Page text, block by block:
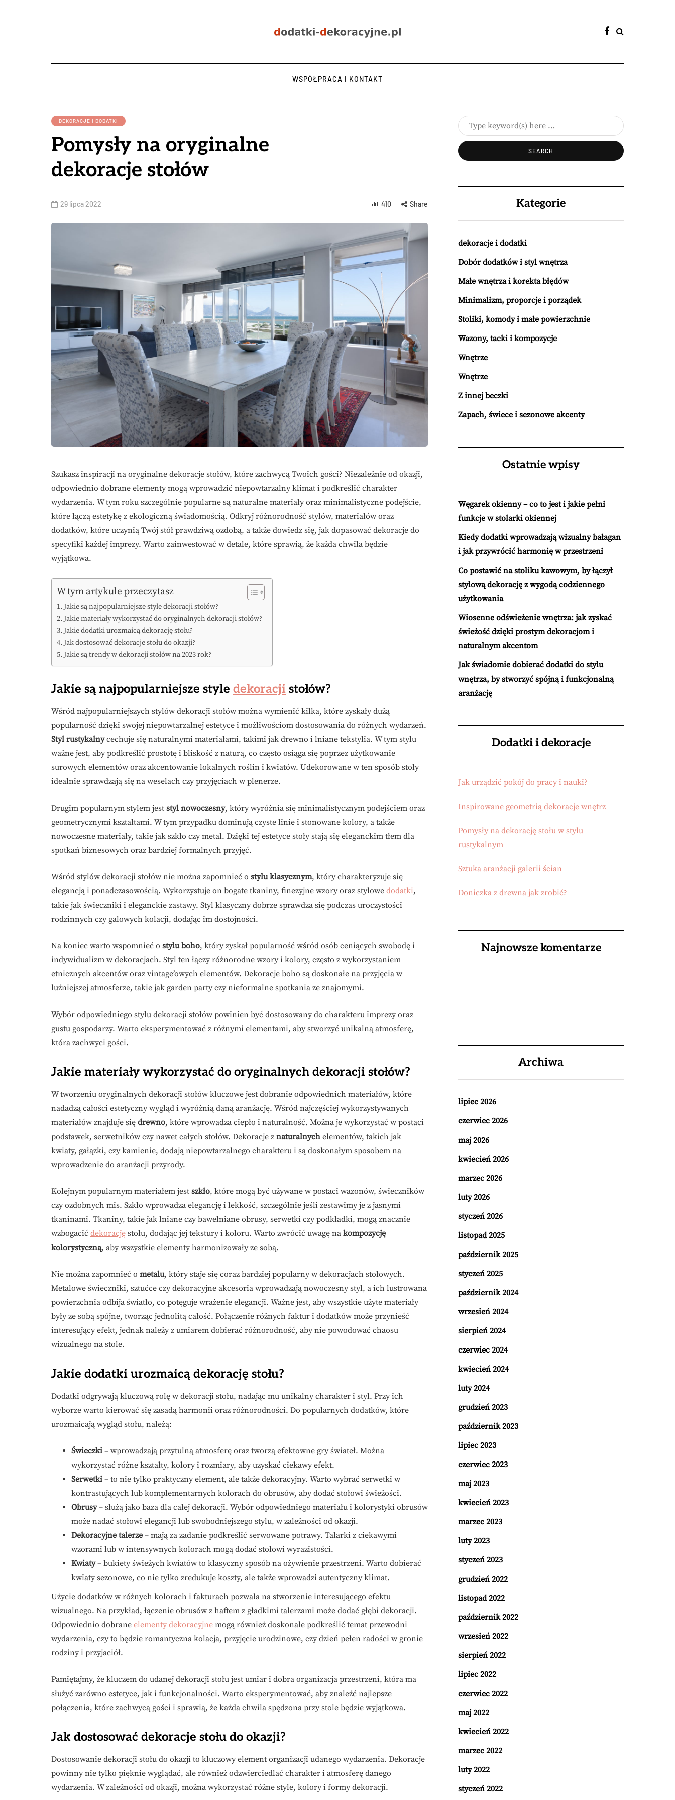
WSPÓŁPRACA I KONTAKT
DEKORACJE I DODATKI
Pomysły na oryginalne
dekoracje stołów
29 lipca 2022 410 Share
Szukasz inspiracji na oryginalne dekoracje stołów, które zachwycą Twoich gości? Niezależnie od okazji,
odpowiednio dobrane elementy mogą wprowadzić niepowtarzalny klimat i podkreślić charakter
wydarzenia. W tym roku szczególnie popularne są naturalne materiały oraz minimalistyczne podejście,
które łączą estetykę z ekologiczną świadomością. Odkryj różnorodność stylów, materiałów oraz
dodatków, które uczynią Twój stół prawdziwą ozdobą, a także dowiedz się, jak dopasować dekoracje do
specyfiki każdej imprezy. Warto zainwestować w detale, które sprawią, że każda chwila będzie
wyjątkowa.
W tym artykule przeczytasz
Jakie są najpopularniejsze style dekoracji stołów?
Jakie materiały wykorzystać do oryginalnych dekoracji stołów?
Jakie dodatki urozmaicą dekorację stołu?
Jak dostosować dekoracje stołu do okazji?
Jakie są trendy w dekoracji stołów na 2023 rok?
Jakie są najpopularniejsze style dekoracji stołów?
Wśród najpopularniejszych stylów dekoracji stołów można wymienić kilka, które zyskały dużą
popularność dzięki swojej niepowtarzalnej estetyce i możliwościom dostosowania do różnych wydarzeń.
Styl rustykalnycechuje się naturalnymi materiałami, takimi jak drewno i lniane tekstylia. W tym stylu
ważne jest, aby podkreślić prostotę i bliskość z naturą, co często osiąga się poprzez użytkowanie
surowych elementów oraz akcentowanie lokalnych roślin i kwiatów. Udekorowane w ten sposób stoły
idealnie sprawdzają się na weselach czy przyjęciach w plenerze.
Drugim popularnym stylem jest styl nowoczesny, który wyróżnia się minimalistycznym podejściem oraz
geometrycznymi kształtami. W tym przypadku dominują czyste linie i stonowane kolory, a także
nowoczesne materiały, takie jak szkło czy metal. Dzięki tej estetyce stoły stają się eleganckim tłem dla
spotkań biznesowych oraz bardziej formalnych przyjęć.
Wśród stylów dekoracji stołów nie można zapomnieć o stylu klasycznym, który charakteryzuje się
elegancją i ponadczasowością. Wykorzystuje on bogate tkaniny, finezyjne wzory oraz stylowe dodatki,
takie jak świeczniki i eleganckie zastawy. Styl klasyczny dobrze sprawdza się podczas uroczystości
rodzinnych czy galowych kolacji, dodając im dostojności.
Na koniec warto wspomnieć o stylu boho, który zyskał popularność wśród osób ceniących swobodę i
indywidualizm w dekoracjach. Styl ten łączy różnorodne wzory i kolory, często z wykorzystaniem
etnicznych akcentów oraz vintage’owych elementów. Dekoracje boho są doskonałe na przyjęcia w
luźniejszej atmosferze, takie jak garden party czy nieformalne spotkania ze znajomymi.
Wybór odpowiedniego stylu dekoracji stołów powinien być dostosowany do charakteru imprezy oraz
gustu gospodarzy. Warto eksperymentować z różnymi elementami, aby stworzyć unikalną atmosferę,
która zachwyci gości.
Jakie materiały wykorzystać do oryginalnych dekoracji stołów?
W tworzeniu oryginalnych dekoracji stołów kluczowe jest dobranie odpowiednich materiałów, które
nadadzą całości estetyczny wygląd i wyróżnią daną aranżację. Wśród najczęściej wykorzystywanych
materiałów znajduje się drewno, które wprowadza ciepło i naturalność. Można je wykorzystać w postaci
podstawek, serwetników czy nawet całych stołów. Dekoracje z naturalnych elementów, takich jak
kwiaty, gałązki, czy kamienie, dodają niepowtarzalnego charakteru i są doskonałym sposobem na
wprowadzenie do aranżacji przyrody.
Kolejnym popularnym materiałem jest szkło, które mogą być używane w postaci wazonów, świeczników
czy ozdobnych mis. Szkło wprowadza elegancję i lekkość, szczególnie jeśli zestawimy je z jasnymi
tkaninami. Tkaniny, takie jak lniane czy bawełniane obrusy, serwetki czy podkładki, mogą znacznie
wzbogacić dekorację stołu, dodając jej tekstury i koloru. Warto zwrócić uwagę na kompozycję
kolorystyczną, aby wszystkie elementy harmonizowały ze sobą.
Nie można zapomnieć o metalu, który staje się coraz bardziej popularny w dekoracjach stołowych.
Metalowe świeczniki, sztućce czy dekoracyjne akcesoria wprowadzają nowoczesny styl, a ich lustrowana
powierzchnia odbija światło, co potęguje wrażenie elegancji. Ważne jest, aby wszystkie użyte materiały
były ze sobą spójne, tworząc jednolitą całość. Połączenie różnych faktur i dodatków może przynieść
interesujący efekt, jednak należy z umiarem dobierać różnorodność, aby nie powodować chaosu
wizualnego na stole.
Jakie dodatki urozmaicą dekorację stołu?
Dodatki odgrywają kluczową rolę w dekoracji stołu, nadając mu unikalny charakter i styl. Przy ich
wyborze warto kierować się zasadą harmonii oraz różnorodności. Do popularnych dodatków, które
urozmaicają wygląd stołu, należą:
Świeczki – wprowadzają przytulną atmosferę oraz tworzą efektowne gry świateł. Można
wykorzystać różne kształty, kolory i rozmiary, aby uzyskać ciekawy efekt.
Serwetki – to nie tylko praktyczny element, ale także dekoracyjny. Warto wybrać serwetki w
kontrastujących lub komplementarnych kolorach do obrusów, aby dodać stołowi świeżości.
Obrusy– służą jako baza dla całej dekoracji. Wybór odpowiedniego materiału i kolorystyki obrusów
może nadać stołowi elegancji lub swobodniejszego stylu, w zależności od okazji.
Dekoracyjne talerze – mają za zadanie podkreślić serwowane potrawy. Talarki z ciekawymi
wzorami lub w intensywnych kolorach mogą dodać stołowi wyrazistości.
Kwiaty– bukiety świeżych kwiatów to klasyczny sposób na ożywienie przestrzeni. Warto dobierać
kwiaty sezonowe, co nie tylko zredukuje koszty, ale także wprowadzi autentyczny klimat.
Użycie dodatków w różnych kolorach i fakturach pozwala na stworzenie interesującego efektu
wizualnego. Na przykład, łączenie obrusów z haftem z gładkimi talerzami może dodać głębi dekoracji.
Odpowiednio dobrane elementy dekoracyjne mogą również doskonale podkreślić temat przewodni
wydarzenia, czy to będzie romantyczna kolacja, przyjęcie urodzinowe, czy dzień pełen radości w gronie
rodziny i przyjaciół.
Pamiętajmy, że kluczem do udanej dekoracji stołu jest umiar i dobra organizacja przestrzeni, która ma
służyć zarówno estetyce, jak i funkcjonalności. Warto eksperymentować, aby znaleźć najlepsze
połączenia, które zachwycą gości i sprawią, że każda chwila spędzona przy stole będzie wyjątkowa.
Jak dostosować dekoracje stołu do okazji?
Dostosowanie dekoracji stołu do okazji to kluczowy element organizacji udanego wydarzenia. Dekoracje
powinny nie tylko pięknie wyglądać, ale również odzwierciedlać charakter i atmosferę danego
wydarzenia. W zależności od okazji, można wykorzystać różne style, kolory i formy dekoracji.
Kategorie
dekoracje i dodatki
Dobór dodatków i styl wnętrza
Małe wnętrza i korekta błędów
Minimalizm, proporcje i porządek
Stoliki, komody i małe powierzchnie
Wazony, tacki i kompozycje
Wnętrze
Wnętrze
Z innej beczki
Zapach, świece i sezonowe akcenty
Ostatnie wpisy
Węgarek okienny – co to jest i jakie pełni
funkcje w stolarki okiennej
Kiedy dodatki wprowadzają wizualny bałagan
i jak przywrócić harmonię w przestrzeni
Co postawić na stoliku kawowym, by łączył
stylową dekorację z wygodą codziennego
użytkowania
Wiosenne odświeżenie wnętrza: jak zyskać
świeżość dzięki prostym dekoracjom i
naturalnym akcentom
Jak świadomie dobierać dodatki do stylu
wnętrza, by stworzyć spójną i funkcjonalną
aranżację
Dodatki i dekoracje
Jak urządzić pokój do pracy i nauki?
Inspirowane geometrią dekoracje wnętrz
Pomysły na dekorację stołu w stylu
rustykalnym
Sztuka aranżacji galerii ścian
Doniczka z drewna jak zrobić?
Najnowsze komentarze
Archiwa
lipiec 2026
czerwiec 2026
maj 2026
kwiecień 2026
marzec 2026
luty 2026
styczeń 2026
listopad 2025
październik 2025
styczeń 2025
październik 2024
wrzesień 2024
sierpień 2024
czerwiec 2024
kwiecień 2024
luty 2024
grudzień 2023
październik 2023
lipiec 2023
czerwiec 2023
maj 2023
kwiecień 2023
marzec 2023
luty 2023
styczeń 2023
grudzień 2022
listopad 2022
październik 2022
wrzesień 2022
sierpień 2022
lipiec 2022
czerwiec 2022
maj 2022
kwiecień 2022
marzec 2022
luty 2022
styczeń 2022